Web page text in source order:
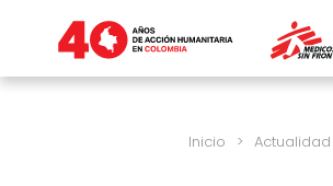
Inicio > Actualidad